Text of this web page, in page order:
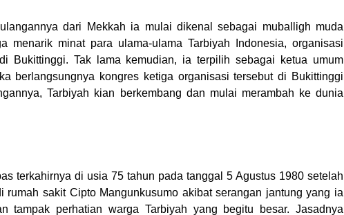
dari Mekkah ia mulai dikenal sebagai muballigh muda
menarik minat para ulama-ulama Tarbiyah Indonesia, organisasi
Bukittinggi. Tak lama kemudian, ia terpilih sebagai ketua umum
berlangsungnya kongres ketiga organisasi tersebut di Bukittinggi
Tarbiyah kian berkembang dan mulai merambah ke dunia
terkahirnya di usia 75 tahun pada tanggal 5 Agustus 1980 setelah
rumah sakit Cipto Mangunkusumo akibat serangan jantung yang ia
tampak perhatian warga Tarbiyah yang begitu besar. Jasadnya